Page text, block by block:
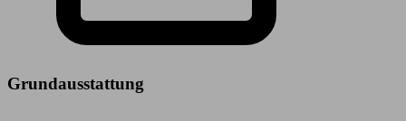
Grundausstattung